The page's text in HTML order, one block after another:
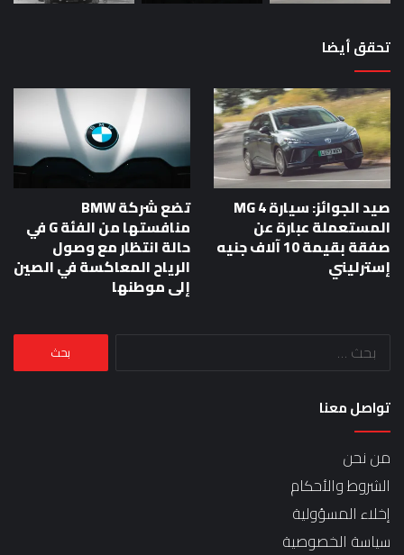
تحقق أيضا
صيد الجوائز: سيارة MG 4
المستعملة عبارة عن
صفقة بقيمة 10 آلاف جنيه
إسترليني
تضع شركة BMW
منافستها من الفئة G في
حالة انتظار مع وصول
الرياح المعاكسة في الصين
إلى موطنها
البحث
تواصل معنا
من نحن
الشروط والأحكام
إخلاء المسؤولية
سياسة الخصوصية